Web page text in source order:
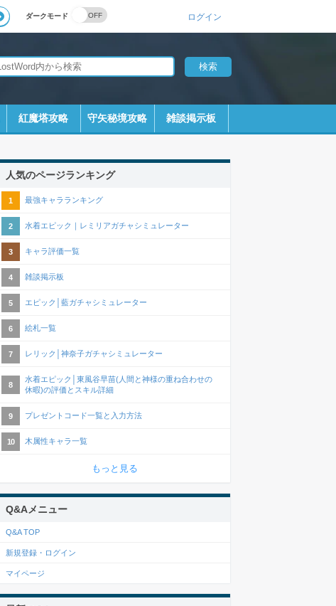
ダークモード ログイン
紅魔塔攻略 守矢秘境攻略 雑談掲示板
人気のページランキング
最強キャラランキング
水着エピック｜レミリアガチャシミュレーター
キャラ評価一覧
雑談掲示板
エピック│藍ガチャシミュレーター
絵札一覧
レリック│神奈子ガチャシミュレーター
水着エピック│東風谷早苗(人間と神様の重ね合わせの
休暇)の評価とスキル詳細
プレゼントコード一覧と入力方法
木属性キャラ一覧
もっと見る
Q&Aメニュー
Q&A TOP
新規登録・ログイン
マイページ